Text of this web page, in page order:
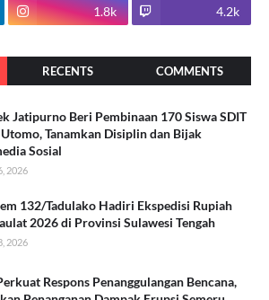
1.8k 4.2k
RECENTS COMMENTS
Jatipurno Beri Pembinaan 170 Siswa SDIT
Tanamkan Disiplin dan Bijak
Sosial
2026
132/Tadulako Hadiri Ekspedisi Rupiah
2026 di Provinsi Sulawesi Tengah
2026
Respons Penanggulangan Bencana,